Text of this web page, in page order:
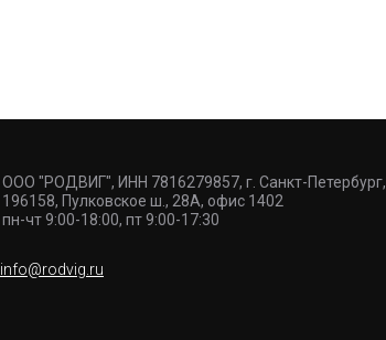
ООО "РОДВИГ", ИНН 7816279857, г. Санкт-Петербург,
196158, Пулковское ш., 28А, офис 1402
пн-чт 9:00-18:00, пт 9:00-17:30
info@rodvig.ru